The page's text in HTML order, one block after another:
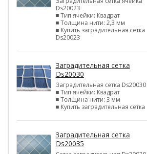
Ds20023
■ Тип ячейки: Квадрат
■ Толщина нити: 2,3 мм
■ Купить заградительная сетка
Ds20023
Заградительная сетка
Ds20030
Заградительная сетка Ds20030
■ Тип ячейки: Квадрат
■ Толщина нити: 3 мм
■ Купить заградительная сетка
Заградительная сетка
Ds20035